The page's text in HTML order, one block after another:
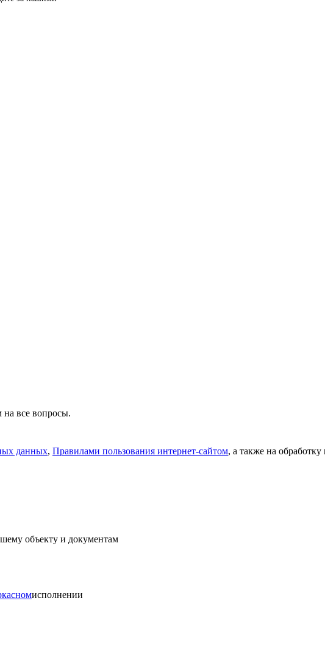
все вопросы.
данных, Правилами пользования интернет-сайтом, а также на
объекту и документам
исполнении